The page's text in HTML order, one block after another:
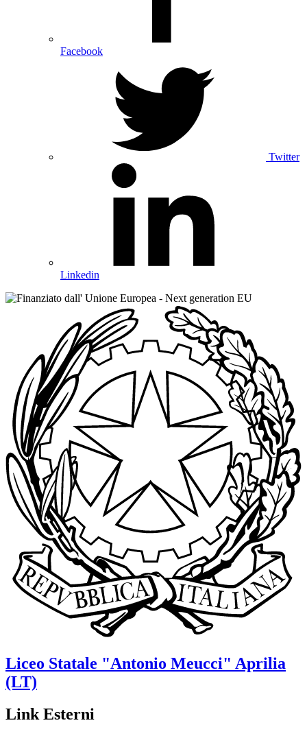
Facebook
Twitter
Linkedin
Liceo Statale "Antonio Meucci" Aprilia
(LT)
Link Esterni